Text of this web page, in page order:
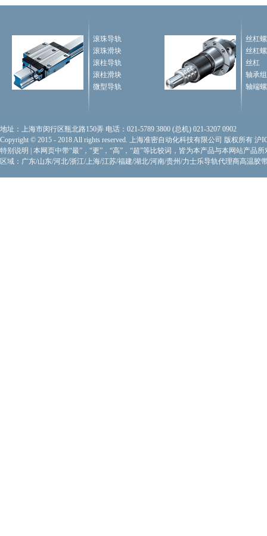
滚珠导轨
滚珠滑块
滚柱导轨
滚柱滑块
微型导轨
丝杠
丝杠
丝杠
轴承
轴端
地址：上海市闵行区瓶北路150弄 电话：021-5789 3800 (总机) 021-3207 0902
Copyright © 2015 - 2018 All rights reserved. 上海准密自动化科技有限公司 版权所有 沪
特别说明
本网页中带“最”，“更”，“高”，“超”等比较词，皆为本产品与本网站产品所
区域：广东/山东/河北/浙江/上海/江苏/福建/湖北/河南/贵州/力士乐导轨代理商高温胶